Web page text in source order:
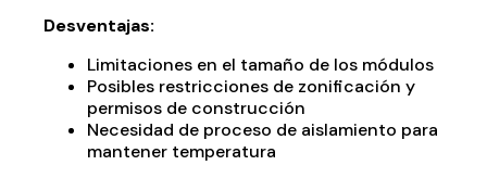
Desventajas:
Limitaciones en el tamaño de los módulos
Posibles restricciones de zonificación y
permisos de construcción
Necesidad de proceso de aislamiento para
mantener temperatura